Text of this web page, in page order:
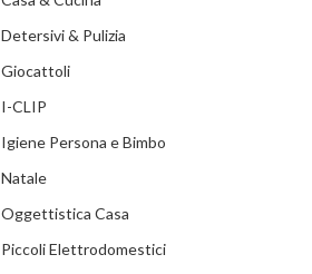
Detersivi & Pulizia
Giocattoli
I-CLIP
Igiene Persona e Bimbo
Natale
Oggettistica Casa
Piccoli Elettrodomestici